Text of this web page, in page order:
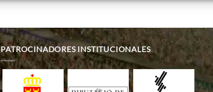
PATROCINADORES INSTITUCIONALES